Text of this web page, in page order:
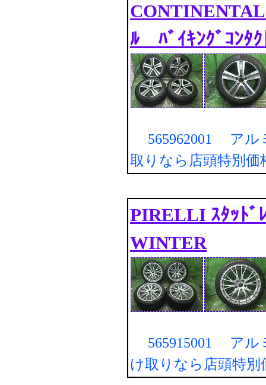
ﾙ ﾊﾞｲｷﾝｸﾞｺﾝﾀｸ
565962001 アル
取りなら店頭特別価
PIRELLI ｽﾀｯﾄﾞ
WINTER
565915001 アル
け取りなら店頭特別